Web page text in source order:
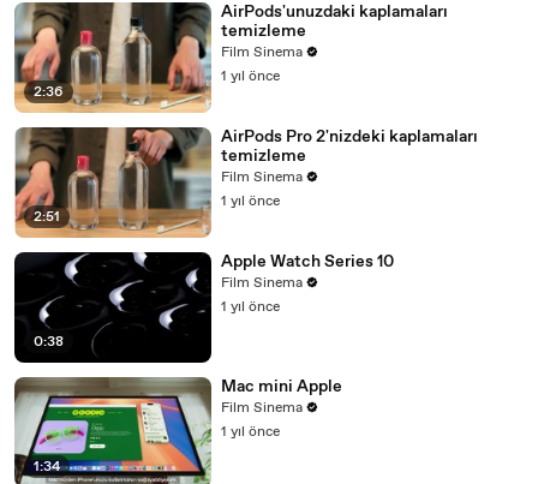
2:36
AirPods'unuzdaki kaplamaları
temizleme
Film Sinema
1 yıl önce
2:51
AirPods Pro 2'nizdeki kaplamaları
temizleme
Film Sinema
1 yıl önce
0:38
Apple Watch Series 10
Film Sinema
1 yıl önce
1:34
Mac mini Apple
Film Sinema
1 yıl önce